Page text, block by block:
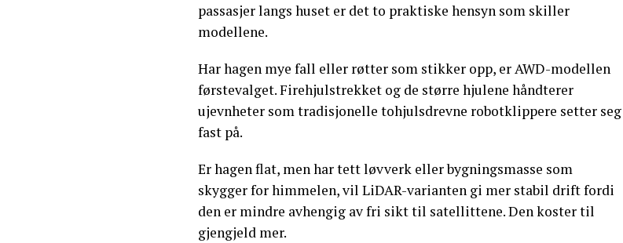
passasjer langs huset er det to praktiske hensyn som skiller
modellene.
Har hagen mye fall eller røtter som stikker opp, er AWD-modellen
førstevalget. Firehjulstrekket og de større hjulene håndterer
ujevnheter som tradisjonelle tohjulsdrevne robotklippere setter seg
fast på.
Er hagen flat, men har tett løvverk eller bygningsmasse som
skygger for himmelen, vil LiDAR-varianten gi mer stabil drift fordi
den er mindre avhengig av fri sikt til satellittene. Den koster til
gjengjeld mer.